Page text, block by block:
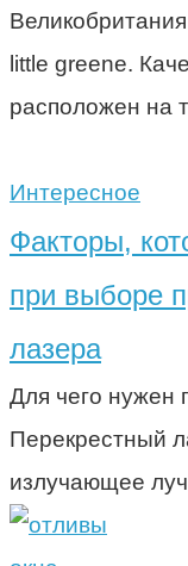
little greene.
расположен на
Интересное
Факторы,
при выборе
лазера
Для чего нужен
Перекрестный
излучающее